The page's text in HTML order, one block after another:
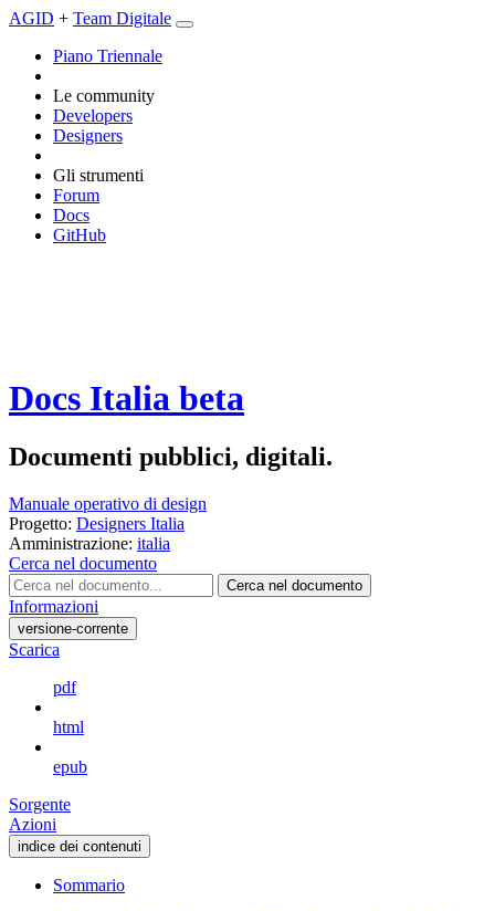
AGID + Team Digitale
Piano Triennale
Le community
Developers
Designers
Gli strumenti
Forum
Docs
GitHub
Docs Italia beta
Documenti pubblici, digitali.
Manuale operativo di design
Progetto: Designers Italia
Amministrazione: italia
Cerca nel documento
Cerca nel documento
Informazioni
versione-corrente
Scarica
pdf
html
epub
Sorgente
Azioni
indice dei contenuti
Sommario